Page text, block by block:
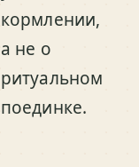
кормлении,
а не о
ритуальном
поединке.